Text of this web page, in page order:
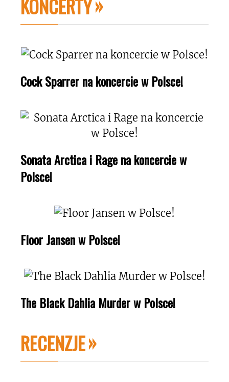
KONCERTY
Cock Sparrer na koncercie w Polsce!
Sonata Arctica i Rage na koncercie w
Polsce!
Floor Jansen w Polsce!
The Black Dahlia Murder w Polsce!
RECENZJE